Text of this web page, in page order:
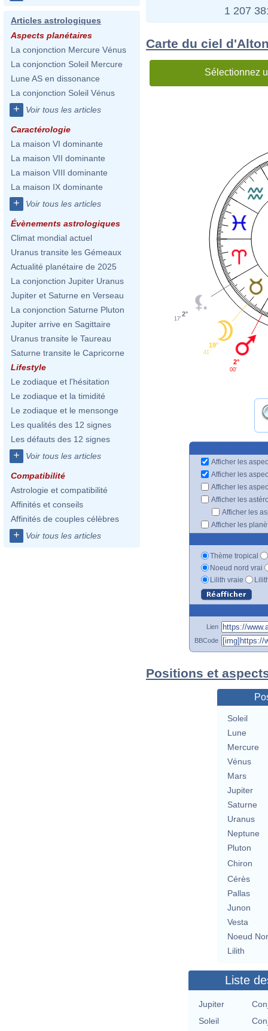
Articles astrologiques
Aspects planétaires
La conjonction Mercure Vénus
La conjonction Soleil Mercure
Lune AS en dissonance
La conjonction Soleil Vénus
+ Voir tous les articles
Caractérologie
La maison VI dominante
La maison VII dominante
La maison VIII dominante
La maison IX dominante
+ Voir tous les articles
Évènements astrologiques
Climat mondial actuel
Uranus transite les Gémeaux
Actualité planétaire de 2025
La conjonction Jupiter Uranus
Jupiter et Saturne en Verseau
La conjonction Saturne Pluton
Jupiter arrive en Sagittaire
Uranus transite le Taureau
Saturne transite le Capricorne
Lifestyle
Le zodiaque et l'hésitation
Le zodiaque et la timidité
Le zodiaque et le mensonge
Les qualités des 12 signes
Les défauts des 12 signes
+ Voir tous les articles
Compatibilité
Astrologie et compatibilité
Affinités et conseils
Affinités de couples célèbres
+ Voir tous les articles
1 207
Carte du ciel
Sélectionnez
2°
17'
19°
41'
2°
00'
Afficher les
Afficher les
Afficher les
Afficher les
Afficher les
Afficher les
Thème tropical
Noeud nord vrai
Lilith vraie
Lien
BBCode
Positions et
Soleil
Lune
Mercure
Vénus
Mars
Jupiter
Saturne
Uranus
Neptune
Pluton
Chiron
Cérès
Pallas
Junon
Vesta
Noeud
Lilith
Liste
Jupiter
Soleil